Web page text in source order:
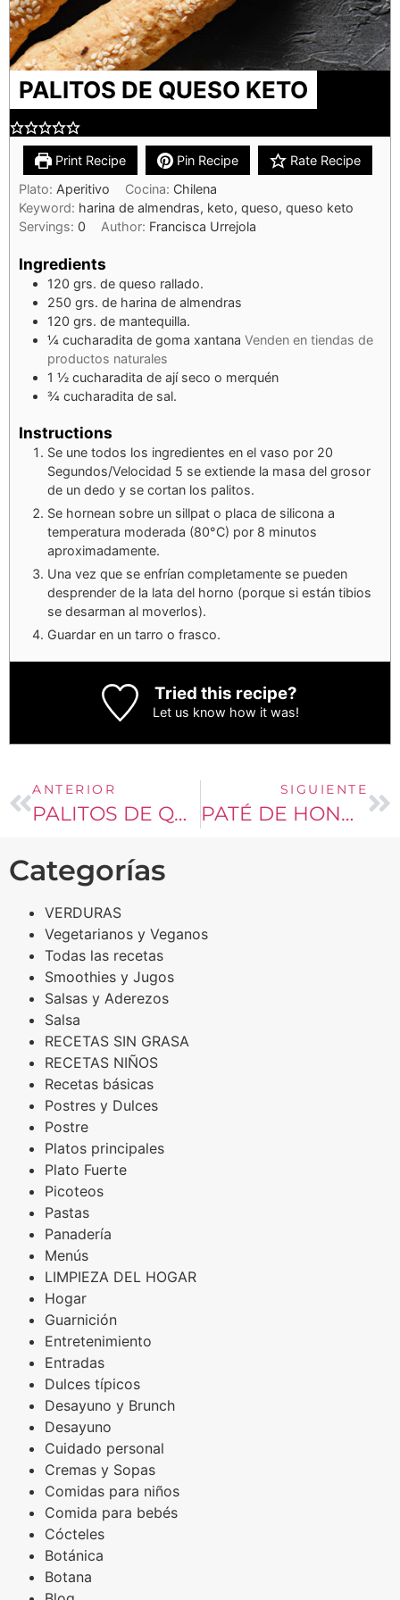
PALITOS DE QUESO KETO
Print Recipe Pin Recipe
Rate Recipe
Plato: Aperitivo Cocina: Chilena
Keyword: harina de almendras, keto, queso, queso keto
Servings: 0 Author: Francisca Urrejola
Ingredients
120 grs. de queso rallado.
250 grs. de harina de almendras
120 grs. de mantequilla.
¼ cucharadita de goma xantana Venden en tiendas de
productos naturales
1 ½ cucharadita de ají seco o merquén
¾ cucharadita de sal.
Instructions
Se une todos los ingredientes en el vaso por 20
Segundos/Velocidad 5 se extiende la masa del grosor
de un dedo y se cortan los palitos.
Se hornean sobre un sillpat o placa de silicona a
temperatura moderada (80°C) por 8 minutos
aproximadamente.
Una vez que se enfrían completamente se pueden
desprender de la lata del horno (porque si están tibios
se desarman al moverlos).
Guardar en un tarro o frasco.
Tried this recipe?
Let us know how it was!
ANTERIOR
PALITOS DE QUESO
SIGUIENTE
PATÉ DE HONGOS
Categorías
VERDURAS
Vegetarianos y Veganos
Todas las recetas
Smoothies y Jugos
Salsas y Aderezos
Salsa
RECETAS SIN GRASA
RECETAS NIÑOS
Recetas básicas
Postres y Dulces
Postre
Platos principales
Plato Fuerte
Picoteos
Pastas
Panadería
Menús
LIMPIEZA DEL HOGAR
Hogar
Guarnición
Entretenimiento
Entradas
Dulces típicos
Desayuno y Brunch
Desayuno
Cuidado personal
Cremas y Sopas
Comidas para niños
Comida para bebés
Cócteles
Botánica
Botana